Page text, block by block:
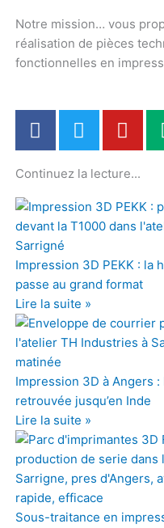
Notre mission… vous
réalisation de pièces
fonctionnelles en
F
a
e
b
o
o
k
T
w
t
t
e
Y
o
t
u
b
Continuez la lecture...
Impression 3D PEKK : la
passe au grand format
Lire la suite »
Impression 3D à Angers :
retrouvée jusqu’en Inde
Lire la suite »
Sous-traitance en